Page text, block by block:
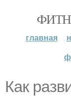
главная
Как